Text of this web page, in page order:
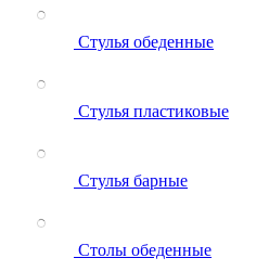
Стулья обеденные
Стулья пластиковые
Стулья барные
Столы обеденные